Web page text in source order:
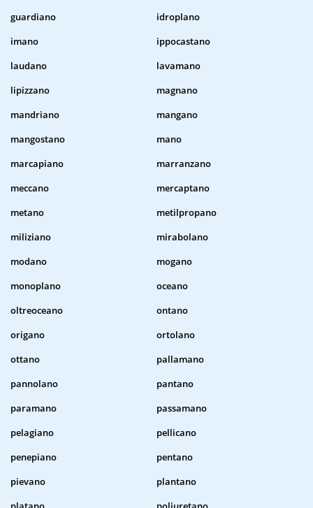
guardiano
idroplano
imano
ippocastano
laudano
lavamano
lipizzano
magnano
mandriano
mangano
mangostano
mano
marcapiano
marranzano
meccano
mercaptano
metano
metilpropano
miliziano
mirabolano
modano
mogano
monoplano
oceano
oltreoceano
ontano
origano
ortolano
ottano
pallamano
pannolano
pantano
paramano
passamano
pelagiano
pellicano
penepiano
pentano
pievano
plantano